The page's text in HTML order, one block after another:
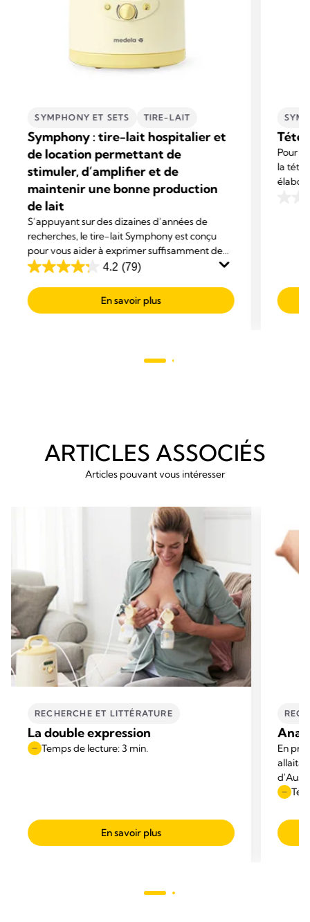
SYMPHONY ET SETS TIRE-LAIT
Symphony : tire-lait hospitalier et
de location permettant de
stimuler, d’amplifier et de
maintenir une bonne production
de lait
S’appuyant sur des dizaines d’années de
recherches, le tire-lait Symphony est conçu
pour vous aider à exprimer suffisamment de
lait pour favoriser l’allaitement de votre bébé.
maximale.
4.2 (79)
4.2
sur
5
En savoir plus
Pour
la
ARTICLES ASSOCIÉS
Articles pouvant vous intéresser
RECHERCHE ET LITTÉRATURE
La double expression
Temps de lecture: 3 min.
En savoir plus
En